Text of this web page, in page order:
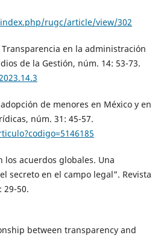
rugc/article/view/302
Transparencia en la administración
de la Gestión, núm. 14: 53-73.
adopción de menores en México y en
núm. 31: 45-57.
los acuerdos globales. Una
secreto en el campo legal”. Revista
29-50.
between transparency and